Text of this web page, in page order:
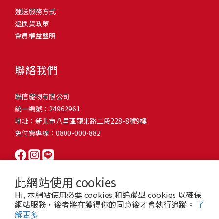
此網站使用 cookies
Hi, 本網站使用必要 cookies 和追蹤型 cookies 以確保
網站服務，後者將在獲得你的同意後才會執行追蹤。 了
解更多
和獨立能力。 幼犬訓練常見問題Q1: 幾個月大的幼犬最適合開始訓
練？A: 訓練可從幼犬到家首日開始（約8-10週大）。3-16週是社會
化黃金期，每次訓練控制在5-10分鐘內。Q2: 幼犬如廁訓練需要多久
屬啃咬玩具作替代品，發現不當啃咬時堅定說「不」，並引導至適
尿尿？A: 建立固定如廁時間表，成功時立即獎勵。限制活動範圍並
密切監督。意外發生時不責罵，使用專用除臭劑徹底清理。Q5: 幼犬
一直吠叫怎麼辦？A: 找出原因（尋求注意力、警戒、焦慮）。訓練
「安靜」指令，停止吠叫時獎勵。避免對吠叫作出反應，確保充分
向獎勵比懲罰更有效且健康。懲罰可能導致恐懼或攻擊行為，破壞
狗狗怎麼辦？A: 循序漸進社交化，從友善成犬開始。不強迫互動，
正面經驗後給予獎勵。考慮參加專業幼犬社交課程。Q8: 幼犬分離焦
慮要如何處理？A: 練習短暫分離，逐漸延長。離開和返家時保持低
調。提供能分散注意力的玩具，建立可預測的離家儀式。每隻幼犬
熱，水分流失快，腸道可能變得敏感，導致糞便變軟或拉稀。如果
換季時沒有適當調整環境，貓咪的腸胃就可能跟著「鬧脾氣」。冬
天注意保暖，提供暖墊、厚毯，避免冷風直吹。夏天補充水分，可
像是開冷氣又突然關掉，容易讓貓咪腸胃受影響。重點提醒：換季
時，記得關心貓咪的腸胃狀況，適當調整環境，幫助毛孩適應！ 貓
有血絲、異味特別重，那就要小心可能是 寄生蟲感染（如蛔蟲、鈎
蟲、球蟲）或腸胃炎、腸道疾病。這類情況會影響營養吸收，長期
下來甚至可能造成貓咪消瘦、免疫力下降。定期驅蟲（幼貓建議每
月一次，成貓每 3~6 個月一次）。觀察貓咪精神狀態，如果還伴隨
嘔吐、食慾下降，務必儘早就醫。重點提醒：如果貓咪拉肚子超過 2
天，或糞便異常，應立即帶去獸醫院檢查！ 貓咪拉肚子原因5. 情緒
壓力影響腸胃壓力不只影響人類，也會影響貓咪的腸胃！過度緊
張、焦慮、驚嚇（如煙火聲、大聲喧嘩），都可能讓貓咪拉肚子。
尤其是個性敏感的貓咪，對變化的適應力比較低，壓力一大，腸胃
就先「罷工」。減少壓力來源，盡量讓貓咪的作息固定。給貓咪陪
活中輕鬆改善看到滿屋子的貓毛是不是很抓狂？別擔心！其實只要
透過一些簡單的日常照護方式，就能有效減少貓咪掉毛情況。從梳
毛、洗澡到增加互動和營養調整，這些小撇步不僅能幫助貓咪維持
行動吧！ 預防貓掉毛方法1：勤勞梳毛養貓必備神器就是各種梳子
啦！勤勞梳毛是最直接有效的掉毛控制方法。定期梳理可以幫貓咪
髮打結和皮膚問題。建議週期：短毛貓每週梳1-2次，長毛貓則建議
2-3天梳一次。挑選合適的梳具也很重要，可以準備橡膠刷、鬃毛刷
或專用脫毛梳，依照毛質選擇。記得將梳毛變成愉快的日常儀式，
不僅能增加你們的互動時間，也讓貓咪享受被梳理的舒適感！預防
貓掉毛方法2：定期洗澡「貓咪會自己清潔，不需要洗澡」這個想法
其實不完全正確哦！適當的洗澡能幫助貓咪清除死毛和皮屑，減少
澡頻率不宜過高，一般室內貓咪1-3個月洗一次就足夠，過度洗澡反
而會造成皮膚乾燥。選擇專為貓咪設計的溫和洗毛精，洗後一定要
完全吹乾，避免濕毛造成皮膚問題。如果貓咪特別害怕洗澡，可以
的紙箱。建議一開始可以購買單價較低的入門款，觀察一下貓咪的
使用狀況，再考慮購買「豪宅」！ 項目費用用品貓碗$300貓窩
$500貓跳台$1,500貓砂盆$500貓抓板$300外出籠$1,000一次性養貓
咪是非常需要安全感的動物，可以準備一個專屬他的「寶座」，當
花費3：貓跳台貓咪雖然不需要外出進行放電，但在家中還是需要擺
放高度適合的貓跳台提供貓咪玩耍，貓跳台與貓窩相同，能給予貓
咪對於環境的安全感。一次性養貓用品相關花費4：貓砂盆貓咪排泄
用品，可選擇合適貓咪體型大小，不宜過小。一次性養貓用品相關
想，需要準備一個能夠讓牠們放肆磨爪的貓抓板。一次性養貓用品
時，外出籠就非常重要，平常也可以適度讓貓咪適應外出籠，避免
緊急情況時，貓咪過度抗拒。總結來說貓咪在健康及用品的一次性
費用大約落在 $ 7900~ $ 11600不等。雖說金額看起來不少，但以上
運送服務方式
退換貨政策
會員權益聲明
聯絡我們
聯信寵物有限公司
統一編號：24962961
地址：新北市八里區龍米路二段228-8號9樓
免付費專線：0800-000-882